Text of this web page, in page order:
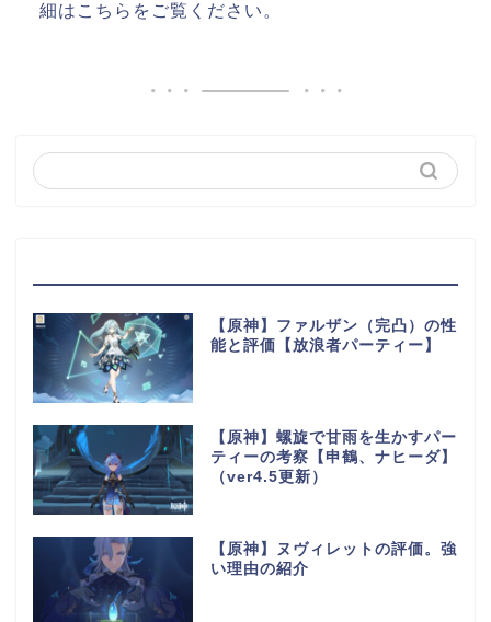
細はこちらをご覧ください 。
【原神】ファルザン（完凸）の性
能と評価【放浪者パーティー】
【原神】螺旋で甘雨を生かすパー
ティーの考察【申鶴、ナヒーダ】
（ver4.5更新）
【原神】ヌヴィレットの評価。強
い理由の紹介